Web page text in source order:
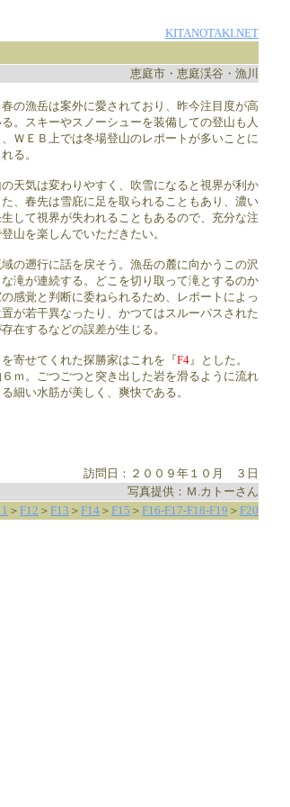
KITANOTAKI.NET
恵庭市・恵庭渓谷・漁川
の漁岳は案外に愛されており、昨今注目度が高
る。スキーやスノーシューを装備しての登山も人
ＷＥＢ上では冬場登山のレポートが多いことに
る。
天気は変わりやすく、吹雪になると視界が利か
、春先は雪庇に足を取られることもあり、濃い
して視界が失われることもあるので、充分な注
山を楽しんでいただきたい。
の遡行に話を戻そう。漁岳の麓に向かうこの沢
滝が連続する。どこを切り取って滝とするのか
感覚と判断に委ねられるため、レポートによっ
が若干異なったり、かつてはスルーパスされた
在するなどの誤差が生じる。
を寄せてくれた探勝家はこれを『F4』とした。
ｍ。ごつごつと突き出した岩を滑るように流れ
細い水筋が美しく、爽快である。
訪問日：２００９年１０月 ３日
写真提供：Ｍ.カトーさん
＞ F12 ＞ F13 ＞ F14 ＞ F15 ＞ F16-F17-F18-F19 ＞ F20